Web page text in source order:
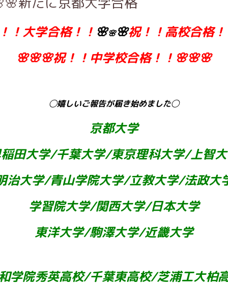
！大学合格！！ 🌸🌸🌸祝！！高校合格
🌸🌸🌸祝！！中学校合格！！🌸🌸🌸
◯嬉しいご報告が届き始めました◯
京都大学
田大学/千葉大学/東京理科大学/上智
治大学/青山学院大学/立教大学/法政大
学習院大学/関西大学/日本大学
東洋大学/駒澤大学/近畿大学
学院秀英高校/千葉東高校/芝浦工大柏